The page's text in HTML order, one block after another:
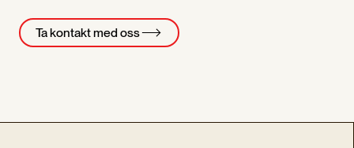
Ta kontakt med oss